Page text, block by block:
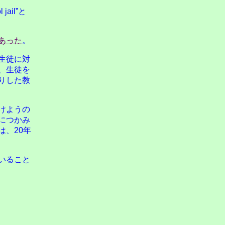
jail”と
った 。
徒に対
生徒を
した教
ようの
つかみ
、20年
ること